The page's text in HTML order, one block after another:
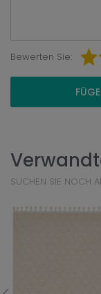
Bewerten Sie:
SUCHEN SIE NOCH